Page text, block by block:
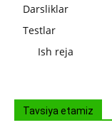
Darsliklar
Testlar
Ish reja
Tavsiya etamiz